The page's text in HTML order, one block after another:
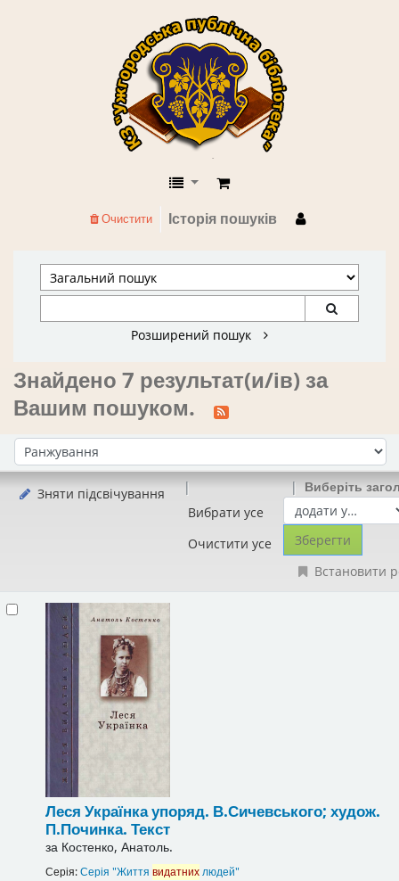
КЗ "Ужгородська публічна
Історія пошуків
Очистити
Розширений пошук
Знайдено 7 результат(и/ів) за
Вашим пошуком.
Сортувати за:
Зняти підсвічування
Вибрати усе
Очистити усе
Виберіть
Встановити
Леся Українкаупоряд. В.Сичевського; худож.
П.Починка. Текст
за Костенко, Анатоль.
Серія:Серія "Життя видатнихлюдей"